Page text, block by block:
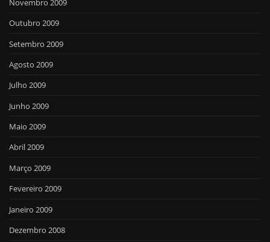
Novembro 2009
Outubro 2009
Setembro 2009
Agosto 2009
Julho 2009
Junho 2009
Maio 2009
Abril 2009
Março 2009
Fevereiro 2009
Janeiro 2009
Dezembro 2008